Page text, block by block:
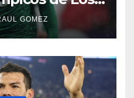
GOMEZ